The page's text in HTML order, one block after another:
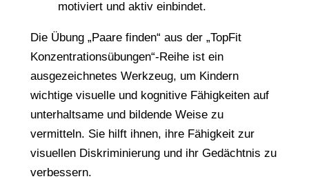
motiviert und aktiv einbindet.
Die Übung „Paare finden“ aus der „TopFit
Konzentrationsübungen“-Reihe ist ein
ausgezeichnetes Werkzeug, um Kindern
wichtige visuelle und kognitive Fähigkeiten auf
unterhaltsame und bildende Weise zu
vermitteln. Sie hilft ihnen, ihre Fähigkeit zur
visuellen Diskriminierung und ihr Gedächtnis zu
verbessern.